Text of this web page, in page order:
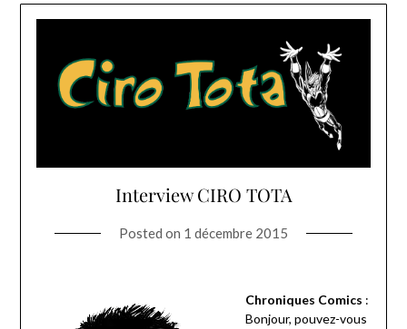
Interview CIRO TOTA
Posted on 1 décembre 2015
Chroniques Comics :
Bonjour, pouvez-vous